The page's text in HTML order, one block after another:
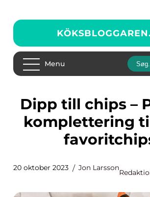
KÖKSBLOGGAREN.
Menu
Dipp till chips – Perfekt
komplettering
20 oktober 2023 Jon Larsson